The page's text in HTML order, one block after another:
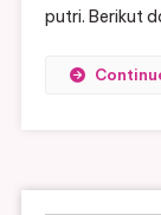
putri. Berikut